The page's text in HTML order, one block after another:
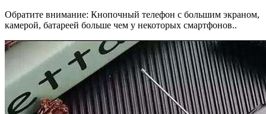
Обратите внимание: Кнопочный телефон с большим экраном,
камерой, батареей больше чем у некоторых смартфонов..